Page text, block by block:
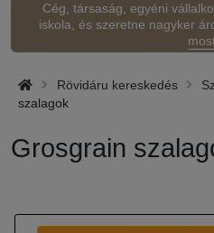
Cég, társaság, egyéni
iskola, és szeretne nagyker
Rövidáru kereskedés
szalagok
Grosgrain